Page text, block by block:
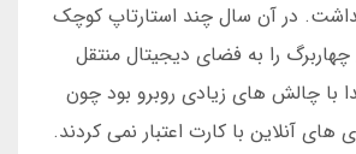
در آن سال چند استارتاپ کوچک
را به فضای دیجیتال منتقل
با چالش های زیادی روبرو بود چون
های آنلاین با کارت اعتبار نمی کردند.